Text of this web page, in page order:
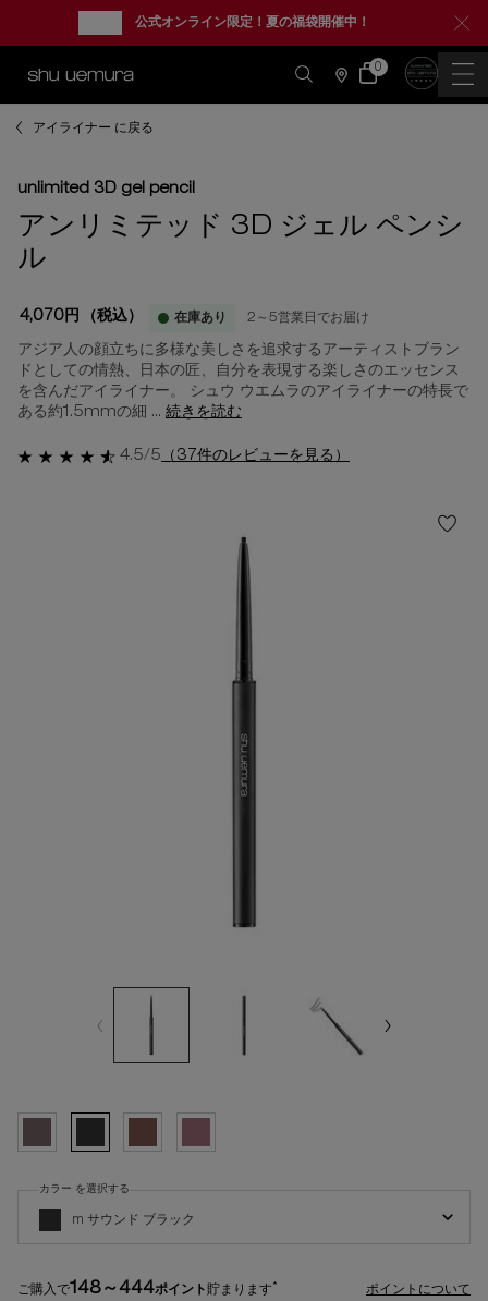
公式オンライン限定！夏の福袋開催中！
店
情
カ 0
0 カート内の製品
アイライナー に戻る
unlimited 3D gel pencil
アンリミテッド 3D ジェル ペンシ
ル
4,070円 （税込） 在庫あり 2～5営業日でお届け
アジア人の顔立ちに多様な美しさを追求するアーティストブラン
ドとしての情熱、日本の匠、自分を表現する楽しさのエッセンス
を含んだアイライナー。 シュウ ウエムラのアイライナーの特長で
ある約1.5mmの細 ... 続きを読む
4.5/5 （37件のレビューを見る）
m サウンド ブラック
カラー を選択する
ご購入で 148～444ポイント貯まります * ポイントについて